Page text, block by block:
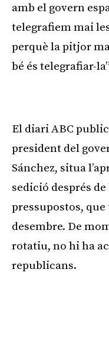
amb el govern
telegrafiem mai
perquè la pitjor
bé és telegrafiar-
El diari ABC
president del
Sánchez, situa
sedició després de
pressupostos,
desembre. De
rotatiu, no hi ha
republicans.